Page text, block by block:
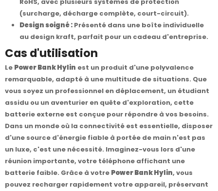
(surcharge, décharge complète, court-circuit).
Design soigné : Présenté dans une boîte individuelle
au design kraft, parfait pour un cadeau d'entreprise.
Cas d'utilisation
Le Power Bank Hylin est un produit d'une polyvalence
remarquable, adapté à une multitude de situations. Que
vous soyez un professionnel en déplacement, un étudiant
assidu ou un aventurier en quête d'exploration, cette
batterie externe est conçue pour répondre à vos besoins.
Dans un monde où la connectivité est essentielle, disposer
d'une source d'énergie fiable à portée de main n'est pas
un luxe, c'est une nécessité. Imaginez-vous lors d'une
réunion importante, votre téléphone affichant une
batterie faible. Grâce à votre Power Bank Hylin, vous
pouvez recharger rapidement votre appareil, préservant